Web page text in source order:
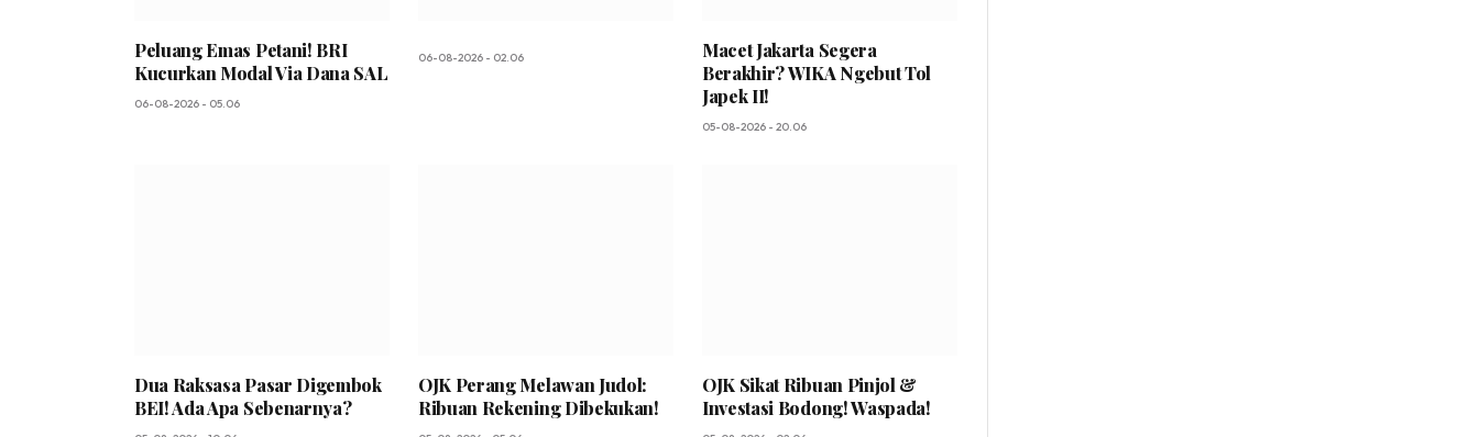
Peluang Emas Petani! BRI
Kucurkan Modal Via Dana SAL
06-08-2026 - 05.06
06-08-2026 - 02.06
Macet Jakarta Segera
Berakhir? WIKA Ngebut Tol
Japek II!
05-08-2026 - 20.06
Dua Raksasa Pasar Digembok
BEI! Ada Apa Sebenarnya?
OJK Perang Melawan Judol:
Ribuan Rekening Dibekukan!
OJK Sikat Ribuan Pinjol &
Investasi Bodong! Waspada!